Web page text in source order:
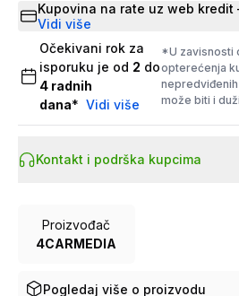
Kupovina na rate uz web kredit
Vidi više
Očekivani rok za
isporuku je od 2 do
4 radnih
dana* Vidi više
*U zavisnosti
opterećenja
može biti i
Kontakt i podrška kupcima
Proizvođač
4CARMEDIA
Pogledaj više o proizvodu